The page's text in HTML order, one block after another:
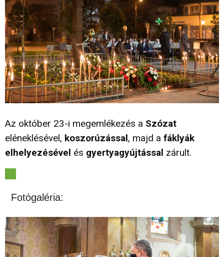
Az október 23-i megemlékezés a Szózat
eléneklésével, koszorúzással, majd a fáklyák
elhelyezésével és gyertyagyújtással zárult.
Fotógaléria: